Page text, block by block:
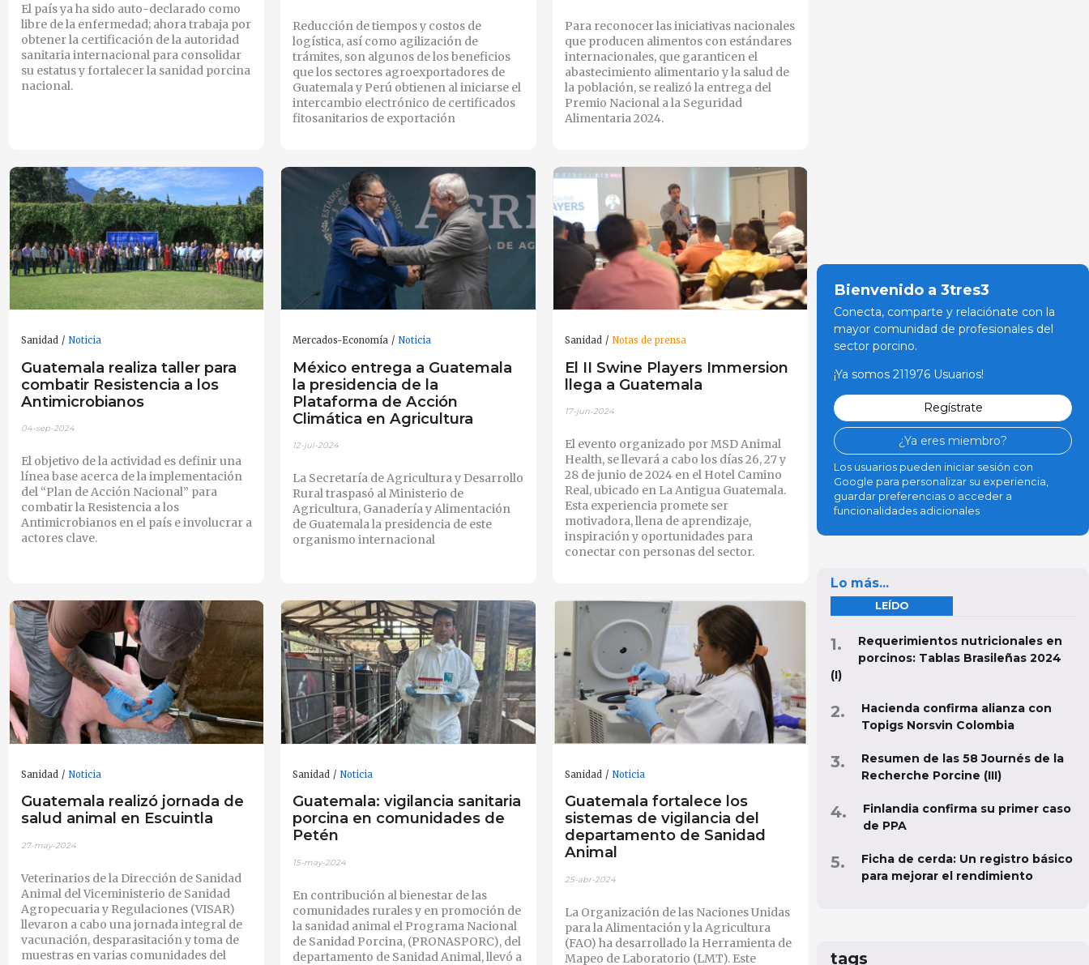
El país ya ha sido auto-declarado como
libre de la enfermedad; ahora trabaja por
obtener la certificación de la autoridad
sanitaria internacional para consolidar
su estatus y fortalecer la sanidad porcina
nacional.
Reducción de tiempos y costos de
logística, así como agilización de
trámites, son algunos de los beneficios
que los sectores agroexportadores de
Guatemala y Perú obtienen al iniciarse el
intercambio electrónico de certificados
fitosanitarios de exportación
Para reconocer las iniciativas nacionales
que producen alimentos con estándares
internacionales, que garanticen el
abastecimiento alimentario y la salud de
la población, se realizó la entrega del
Premio Nacional a la Seguridad
Alimentaria 2024.
Sanidad Noticia
Guatemala realiza taller para
combatir Resistencia a los
Antimicrobianos
04-sep-2024
El objetivo de la actividad es definir una
línea base acerca de la implementación
del “Plan de Acción Nacional” para
combatir la Resistencia a los
Antimicrobianos en el país e involucrar a
actores clave.
Mercados-Economía Noticia
México entrega a Guatemala
la presidencia de la
Plataforma de Acción
Climática en Agricultura
12-jul-2024
La Secretaría de Agricultura y Desarrollo
Rural traspasó al Ministerio de
Agricultura, Ganadería y Alimentación
de Guatemala la presidencia de este
organismo internacional
Sanidad Notas de prensa
El II Swine Players Immersion
llega a Guatemala
17-jun-2024
El evento organizado por MSD Animal
Health, se llevará a cabo los días 26, 27 y
28 de junio de 2024 en el Hotel Camino
Real, ubicado en La Antigua Guatemala.
Esta experiencia promete ser
motivadora, llena de aprendizaje,
inspiración y oportunidades para
conectar con personas del sector.
Sanidad Noticia
Guatemala realizó jornada de
salud animal en Escuintla
27-may-2024
Veterinarios de la Dirección de Sanidad
Animal del Viceministerio de Sanidad
Agropecuaria y Regulaciones (VISAR)
llevaron a cabo una jornada integral de
vacunación, desparasitación y toma de
muestras en varias comunidades del
Sanidad Noticia
Guatemala: vigilancia sanitaria
porcina en comunidades de
Petén
15-may-2024
En contribución al bienestar de las
comunidades rurales y en promoción de
la sanidad animal el Programa Nacional
de Sanidad Porcina, (PRONASPORC), del
departamento de Sanidad Animal, llevó a
Sanidad Noticia
Guatemala fortalece los
sistemas de vigilancia del
departamento de Sanidad
Animal
25-abr-2024
La Organización de las Naciones Unidas
para la Alimentación y la Agricultura
(FAO) ha desarrollado la Herramienta de
Mapeo de Laboratorio (LMT). Este
Bienvenido a 3tres3
Conecta, comparte y relaciónate con la
mayor comunidad de profesionales del
sector porcino.
¡Ya somos 211976 Usuarios!
Regístrate
¿Ya eres miembro?
Los usuarios pueden iniciar sesión con
Google para personalizar su experiencia,
guardar preferencias o acceder a
funcionalidades adicionales
Lo más...
LEÍDO
Requerimientos nutricionales en
porcinos: Tablas Brasileñas 2024
(I)
Hacienda confirma alianza con
Topigs Norsvin Colombia
Resumen de las 58 Journés de la
Recherche Porcine (III)
Finlandia confirma su primer caso
de PPA
Ficha de cerda: Un registro básico
para mejorar el rendimiento
tags